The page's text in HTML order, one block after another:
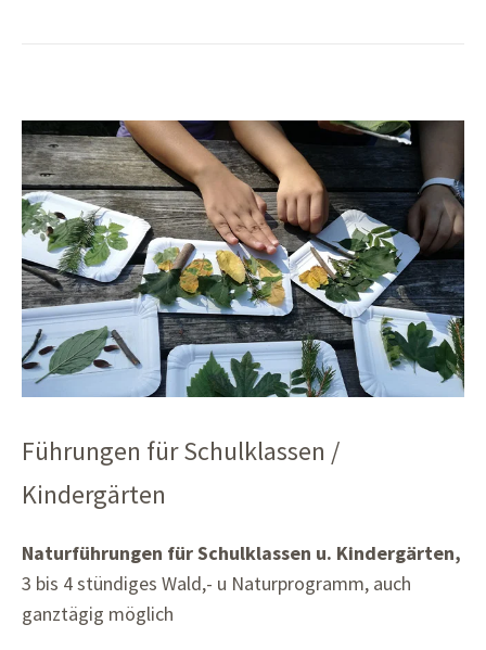
Führungen für Schulklassen /
Kindergärten
Naturführungen für Schulklassen u. Kindergärten,
3 bis 4 stündiges Wald,- u Naturprogramm, auch
ganztägig möglich